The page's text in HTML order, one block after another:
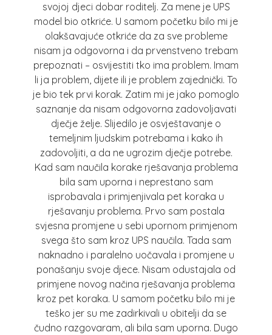
svojoj djeci dobar roditelj. Za mene je UPS
model bio otkriće. U samom početku bilo mi je
olakšavajuće otkriće da za sve probleme
nisam ja odgovorna i da prvenstveno trebam
prepoznati – osvijestiti tko ima problem. Imam
li ja problem, dijete ili je problem zajednički. To
je bio tek prvi korak. Zatim mi je jako pomoglo
saznanje da nisam odgovorna zadovoljavati
dječje želje. Slijedilo je osvještavanje o
temeljnim ljudskim potrebama i kako ih
zadovoljiti, a da ne ugrozim dječje potrebe.
Kad sam naučila korake rješavanja problema
bila sam uporna i neprestano sam
isprobavala i primjenjivala pet koraka u
rješavanju problema. Prvo sam postala
svjesna promjene u sebi upornom primjenom
svega što sam kroz UPS naučila. Tada sam
naknadno i paralelno uočavala i promjene u
ponašanju svoje djece. Nisam odustajala od
primjene novog načina rješavanja problema
kroz pet koraka. U samom početku bilo mi je
teško jer su me zadirkivali u obitelji da se
čudno razgovaram, ali bila sam uporna. Dugo